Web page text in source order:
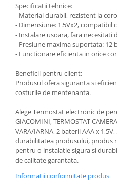
Specificatii tehnice:
- Material durabil, rezistent la
- Dimensiune: 1.5Vx2,
- Instalare usoara, fara necesitati
- Presiune maxima suportata: 12
- Functionare eficienta in orice
Beneficii pentru client:
Produsul ofera siguranta si
costurile de mentenanta.
Alege Termostat electronic de
GIACOMINI, TERMOSTAT
VARA/IARNA, 2 baterii AAA x
durabilitatea produsului, produs
pentru o instalatie sigura si
de calitate garantata.
Informatii conformitate produs